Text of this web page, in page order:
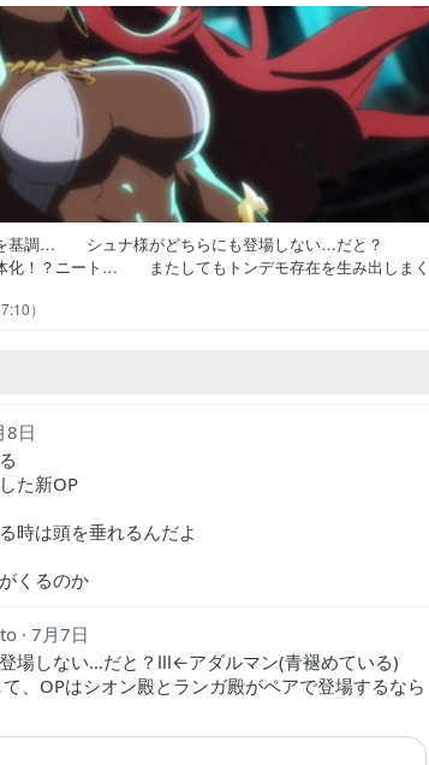
基調… シュナ様がどちらにも登場しない…だと？
！？ニート… またしてもトンデモ存在を生み出しまく
。リムル、ギィ… 第2クール初回は仲間増やしイフリー
8日
た新OP
時は頭を垂れるんだよ
くるのか
7月7日
場しない…だと？Ⅲ←アダルマン(青褪めている)
、OPはシオン殿とランガ殿がペアで登場するなら